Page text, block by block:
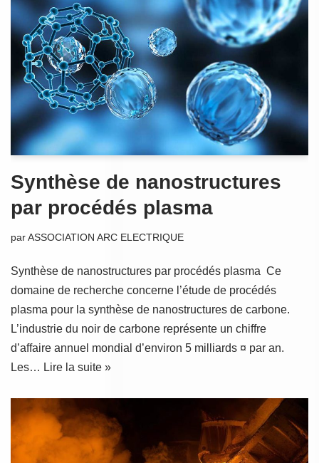
Synthèse de nanostructures
par procédés plasma
parASSOCIATION ARC ELECTRIQUE
Synthèse de nanostructures par procédés plasma Ce
domaine de recherche concerne l’étude de procédés
plasma pour la synthèse de nanostructures de carbone.
L’industrie du noir de carbone représente un chiffre
d’affaire annuel mondial d’environ 5 milliards ¤ par an.
Les… Lire la suite »